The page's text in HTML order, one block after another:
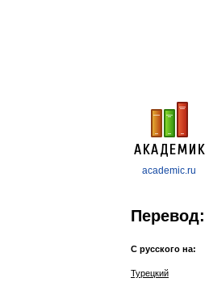
academic.ru
Перевод:
С русского на:
Турецкий